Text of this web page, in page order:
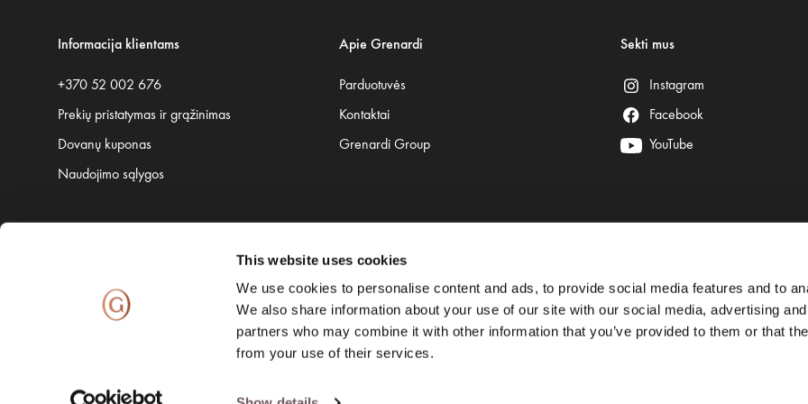
This website uses cookies
We use cookies to personalise content and ads, to provide social media features and to
We also share information about your use of our site with our social media, advertising
partners who may combine it with other information that you’ve provided to them or that
from your use of their services.
Informacija klientams
+370 52 002 676
Prekių pristatymas ir grąžinimas
Dovanų kuponas
Naudojimo sąlygos
Apie Grenardi
Parduotuvės
Kontaktai
Grenardi Group
Sekti mus
Instagram
Facebook
YouTube